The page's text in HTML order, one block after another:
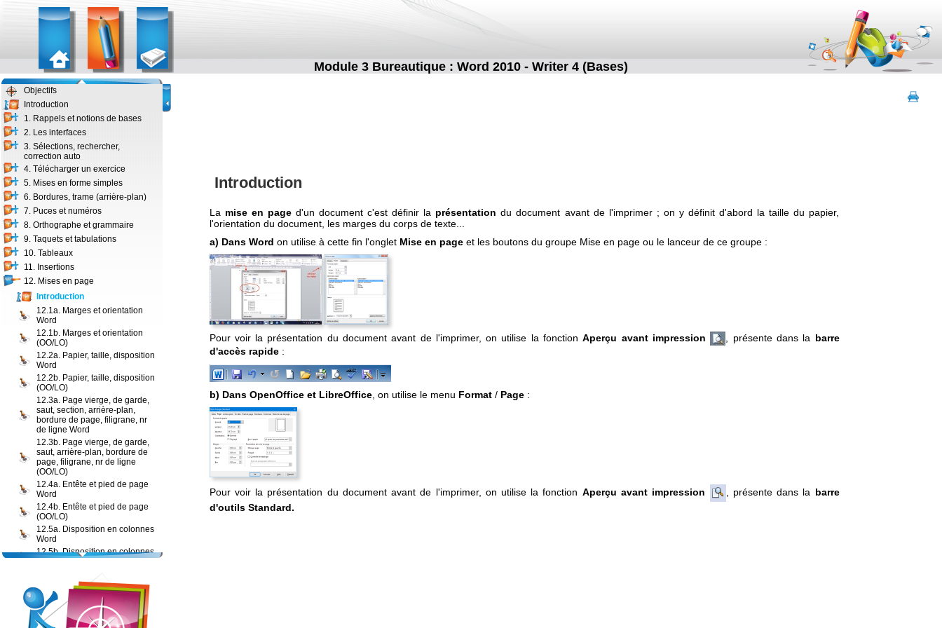
Module 3 Bureautique : Word 2010 - Writer 4 (Bases)
Objectifs
Introduction
1. Rappels et notions de bases
2. Les interfaces
3. Sélections, rechercher,
correction auto
4. Télécharger un exercice
5. Mises en forme simples
6. Bordures, trame (arrière-plan)
7. Puces et numéros
8. Orthographe et grammaire
9. Taquets et tabulations
10. Tableaux
11. Insertions
12. Mises en page
Introduction
12.1a. Marges et orientation
Word
12.1b. Marges et orientation
(OO/LO)
12.2a. Papier, taille, disposition
Word
12.2b. Papier, taille, disposition
(OO/LO)
12.3a. Page vierge, de garde,
saut, section, arrière-plan,
bordure de page, filigrane, nr
de ligne Word
12.3b. Page vierge, de garde,
saut, arrière-plan, bordure de
page, filigrane, nr de ligne
(OO/LO)
12.4a. Entête et pied de page
Word
12.4b. Entête et pied de page
(OO/LO)
12.5a. Disposition en colonnes
Word
12.5b. Disposition en colonnes
connaissances
Tester vos connaissances
Quiz 1 : Auto-évaluation des
connaissances de base
Introduction
La mise en paged'un document c'est définir la présentation du document avant de l'imprimer ; on y définit d'abord la taille du papier,
l'orientation du document, les marges du corps de texte...
a) Dans Word on utilise à cette fin l'onglet Mise en pageet les boutons du groupe Mise en page ou le lanceur de ce groupe :
Pour voir la présentation du document avant de l'imprimer, on utilise la fonctionAperçu avant impression , présente dans la barre
d'accès rapide:
b) Dans OpenOffice et LibreOffice, on utilise le menu Format/ Page :
Pour voir la présentation du document avant de l'imprimer, on utilise la fonction Aperçu avant impression , présente dans la barre
d'outils Standard.